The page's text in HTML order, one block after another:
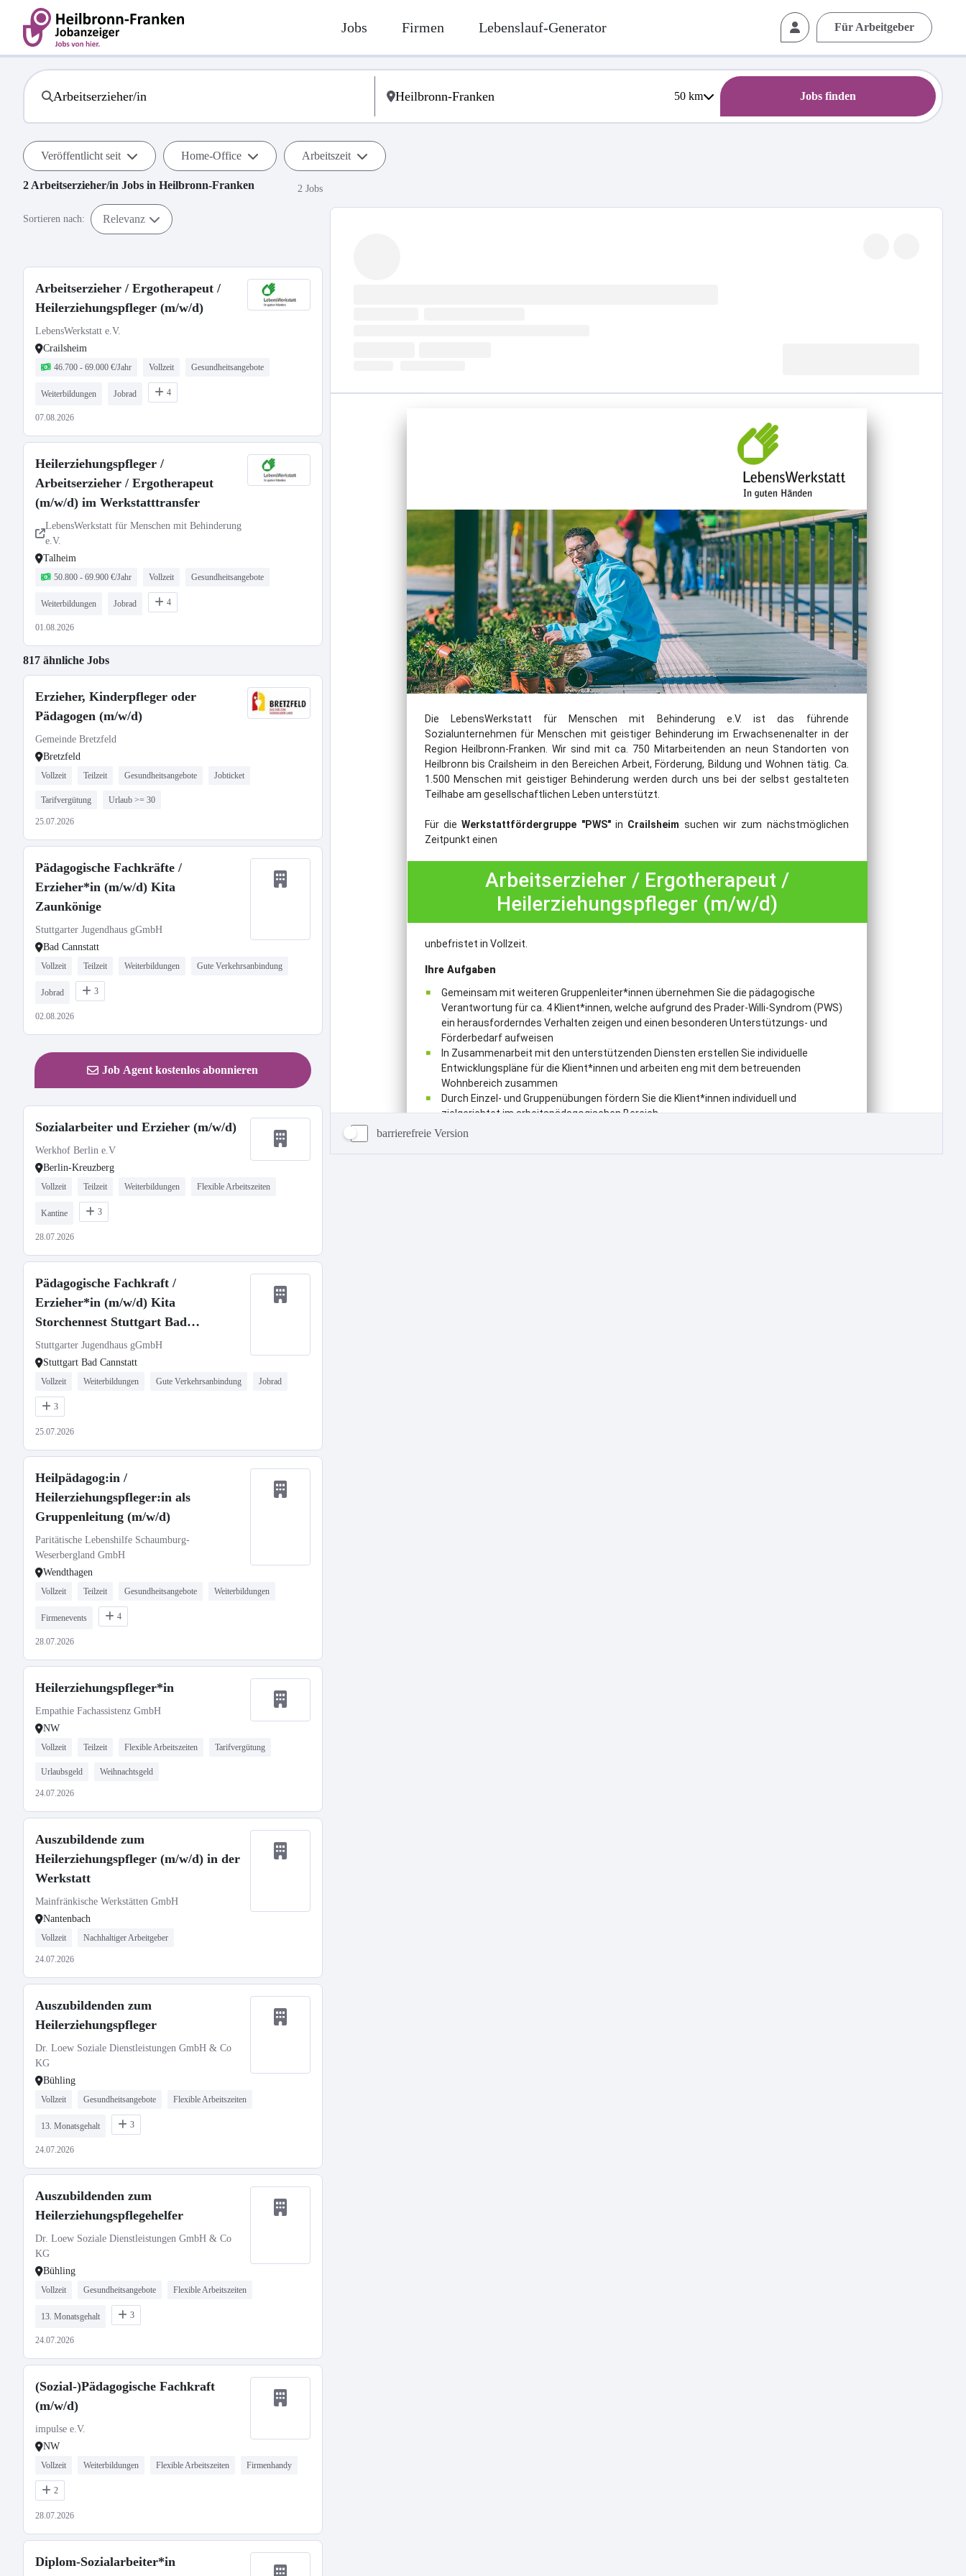
Jobs Firmen Lebenslauf-Generator Für Arbeitgeber
50km Jobs finden
Veröffentlicht seit Home-Office Arbeitszeit
2 Arbeitserzieher/in Jobs in Heilbronn-Franken 2 Jobs
Sortieren nach: Relevanz
Arbeitserzieher / Ergotherapeut /
Heilerziehungspfleger (m/w/d)
LebensWerkstatt e.V.
Crailsheim
46.700 - 69.000 €/Jahr Vollzeit Gesundheitsangebote
Weiterbildungen Jobrad 4
07.08.2026
Heilerziehungspfleger /
Arbeitserzieher / Ergotherapeut
(m/w/d) im Werkstatttransfer
LebensWerkstatt für Menschen mit Behinderung
e.V.
Talheim
50.800 - 69.900 €/Jahr Vollzeit Gesundheitsangebote
Weiterbildungen Jobrad 4
01.08.2026
817 ähnliche Jobs
Erzieher, Kinderpfleger oder
Pädagogen (m/w/d)
Gemeinde Bretzfeld
Bretzfeld
Vollzeit Teilzeit Gesundheitsangebote Jobticket
Tarifvergütung Urlaub >= 30
25.07.2026
Pädagogische Fachkräfte /
Erzieher*in (m/w/d) Kita
Zaunkönige
Stuttgarter Jugendhaus gGmbH
Bad Cannstatt
Vollzeit Teilzeit Weiterbildungen Gute Verkehrsanbindung
Jobrad 3
02.08.2026
Job Agent kostenlos abonnieren
Sozialarbeiter und Erzieher (m/w/d)
Werkhof Berlin e.V
Berlin-Kreuzberg
Vollzeit Teilzeit Weiterbildungen Flexible Arbeitszeiten
Kantine 3
28.07.2026
Pädagogische Fachkraft /
Erzieher*in (m/w/d) Kita
Storchennest Stuttgart Bad
Cannstatt
Stuttgarter Jugendhaus gGmbH
Stuttgart Bad Cannstatt
Vollzeit Weiterbildungen Gute Verkehrsanbindung Jobrad
3
25.07.2026
Heilpädagog:in /
Heilerziehungspfleger:in als
Gruppenleitung (m/w/d)
Paritätische Lebenshilfe Schaumburg-
Weserbergland GmbH
Wendthagen
Vollzeit Teilzeit Gesundheitsangebote Weiterbildungen
Firmenevents 4
28.07.2026
Heilerziehungspfleger*in
Empathie Fachassistenz GmbH
NW
Vollzeit Teilzeit Flexible Arbeitszeiten Tarifvergütung
Urlaubsgeld Weihnachtsgeld
24.07.2026
Auszubildende zum
Heilerziehungspfleger (m/w/d) in der
Werkstatt
Mainfränkische Werkstätten GmbH
Nantenbach
Vollzeit Nachhaltiger Arbeitgeber
24.07.2026
Auszubildenden zum
Heilerziehungspfleger
Dr. Loew Soziale Dienstleistungen GmbH & Co
KG
Bühling
Vollzeit Gesundheitsangebote Flexible Arbeitszeiten
13. Monatsgehalt 3
24.07.2026
Auszubildenden zum
Heilerziehungspflegehelfer
Dr. Loew Soziale Dienstleistungen GmbH & Co
KG
Bühling
Vollzeit Gesundheitsangebote Flexible Arbeitszeiten
13. Monatsgehalt 3
24.07.2026
(Sozial-)Pädagogische Fachkraft
(m/w/d)
impulse e.V.
NW
Vollzeit Weiterbildungen Flexible Arbeitszeiten Firmenhandy
2
28.07.2026
Diplom-Sozialarbeiter*in
barrierefreie Version